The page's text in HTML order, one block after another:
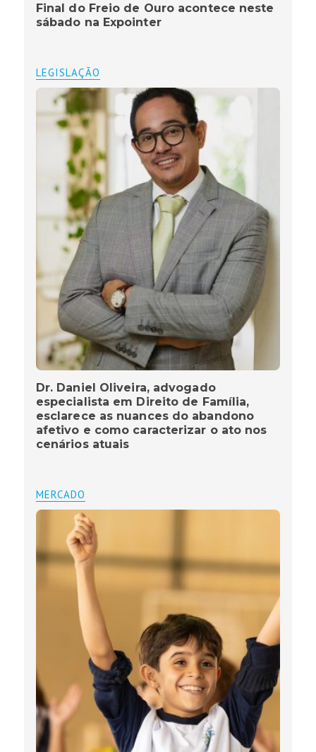
Final do Freio de Ouro acontece neste
sábado na Expointer
LEGISLAÇÃO
Dr. Daniel Oliveira, advogado
especialista em Direito de Família,
esclarece as nuances do abandono
afetivo e como caracterizar o ato nos
cenários atuais
MERCADO